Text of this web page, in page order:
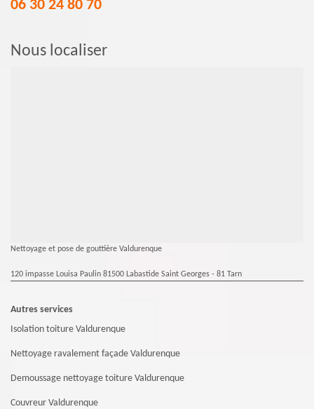
06 30 24 80 70
Nous localiser
Nettoyage et pose de gouttière Valdurenque
120 impasse Louisa Paulin 81500 Labastide Saint Georges - 81 Tarn
Autres services
Isolation toiture Valdurenque
Nettoyage ravalement façade Valdurenque
Demoussage nettoyage toiture Valdurenque
Couvreur Valdurenque